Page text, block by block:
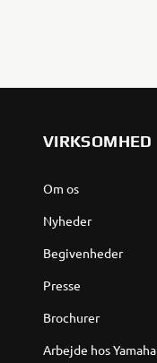
VIRKSOMHED
Om os
Nyheder
Begivenheder
Presse
Brochurer
Arbejde hos Yamaha